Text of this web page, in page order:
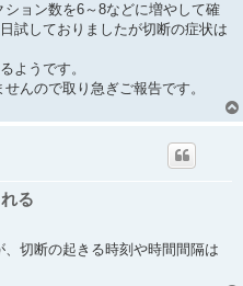
ョン数を6～8などに増やして確
試しておりましたが切断の症状は
ようです。
んので取り急ぎご報告です。
る
切断の起きる時刻や時間間隔は